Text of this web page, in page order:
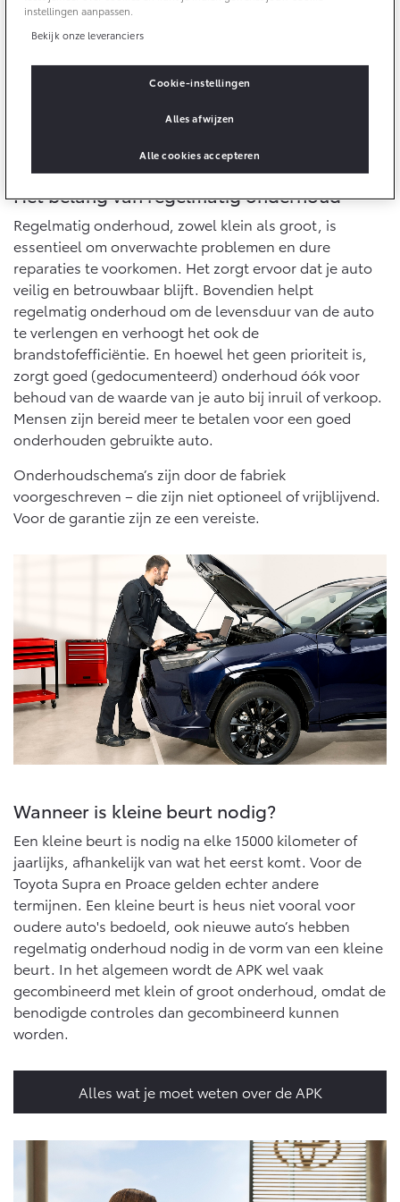
Corolla Cross
Toyota C-HR+
BATTERIJ-ELEKTRISCH
Vanaf € 37.995,-
RAV4
PLUG-IN HYBRIDE
Vanaf € 49.995,-
BATTERIJ-ELEKTRISCH
Vanaf € 39.995,-
BATTERIJ-ELEKTRISCH
Vanaf € 48.995,-
Mirai
WATERSTOF-ELEKTRISCH
Vanaf € 76.695,-
Proace City (excl. BTW)
OOK ALS BATTERIJ-
ELEKTRISCH
Vanaf € 27.945,-
Proace (excl. BTW)
OOK ALS BATTERIJ-
ELEKTRISCH
Vanaf € 37.500,-
Proace Verso
BATTERIJ-ELEKTRISCH
Vanaf € 55.950,-
Proace Max (excl. BTW)
OOK ALS BATTERIJ-
ELEKTRISCH
Hilux (excl. BTW)
OOK ALS BATTERIJ-
ELEKTRISCH
10 jaar batterijgarantie
Toyota fabrieksgarantie
Onderdelen & Accessoires
Connected
Connected Services
MyToyota login
MyToyota App
Abonnementen
Multimedia
Connected check
Navigatie updates
Energie en slim laden
Toyota Autoverzekering
Toyota Hybride Autoverzekering
Het belang van regelmatig onderhoud
Regelmatig onderhoud, zowel klein als groot, is
essentieel om onverwachte problemen en dure
reparaties te voorkomen. Het zorgt ervoor dat je auto
veilig en betrouwbaar blijft. Bovendien helpt
regelmatig onderhoud om de levensduur van de auto
te verlengen en verhoogt het ook de
brandstofefficiëntie. En hoewel het geen prioriteit is,
zorgt goed (gedocumenteerd) onderhoud óók voor
behoud van de waarde van je auto bij inruil of verkoop.
Mensen zijn bereid meer te betalen voor een goed
onderhouden gebruikte auto.
Onderhoudschema’s zijn door de fabriek
voorgeschreven – die zijn niet optioneel of vrijblijvend.
Voor de garantie zijn ze een vereiste.
Wanneer is kleine beurt nodig?
Een kleine beurt is nodig na elke 15000 kilometer of
jaarlijks, afhankelijk van wat het eerst komt. Voor de
Toyota Supra en Proace gelden echter andere
termijnen. Een kleine beurt is heus niet vooral voor
oudere auto's bedoeld, ook nieuwe auto’s hebben
regelmatig onderhoud nodig in de vorm van een kleine
beurt. In het algemeen wordt de APK wel vaak
gecombineerd met klein of groot onderhoud, omdat de
benodigde controles dan gecombineerd kunnen
worden.
Alles wat je moet weten over de APK
instellingen aanpassen.
Bekijk onze leveranciers
Cookie-instellingen
Alles afwijzen
Alle cookies accepteren